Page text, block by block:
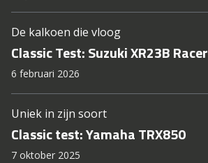
De kalkoen die vloog
Classic Test: Suzuki XR23B Racer
6 februari 2026
Uniek in zijn soort
Classic test: Yamaha TRX850
7 oktober 2025